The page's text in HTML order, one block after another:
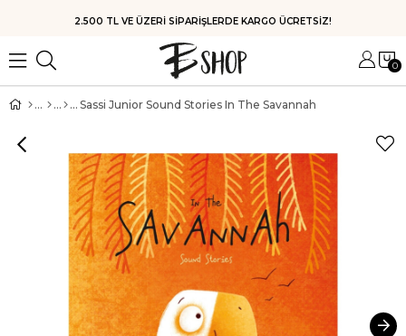
HIZLI KARGO
0
Sassi Junior Sound Stories In The Savannah